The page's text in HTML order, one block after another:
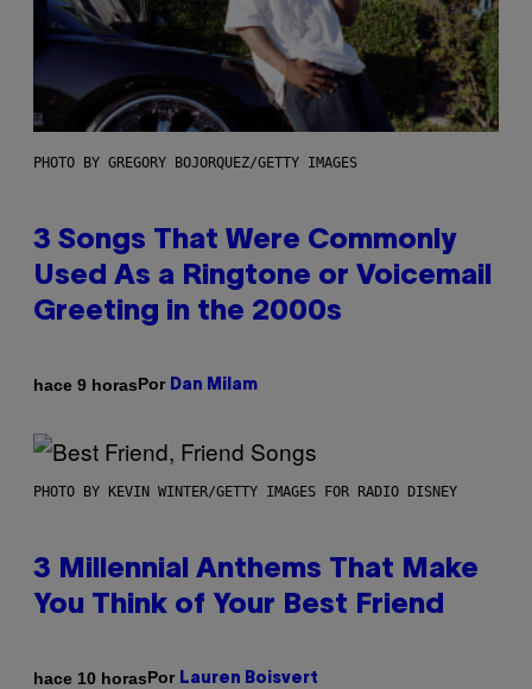
PHOTO BY GREGORY BOJORQUEZ/GETTY IMAGES
3 Songs That Were Commonly
Used As a Ringtone or Voicemail
Greeting in the 2000s
hace 9 horasPor Dan Milam
PHOTO BY KEVIN WINTER/GETTY IMAGES FOR RADIO DISNEY
3 Millennial Anthems That Make
You Think of Your Best Friend
hace 10 horasPor Lauren Boisvert